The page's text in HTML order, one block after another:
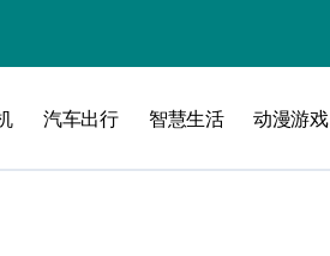
醒了
汽车出行 智慧生活 动漫游戏